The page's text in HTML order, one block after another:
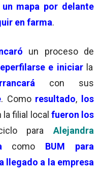
un mapa por delante
en farma.
un proceso de
e iniciar la
con sus
. Comoresultado, los
la filial local fueron los
para
Alejandra
como BUM para
llegado a la empresa